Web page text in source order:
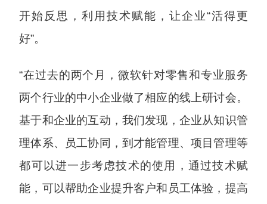
开始反思，利用技术赋能，让企业“活得更
好”。
“在过去的两个月，微软针对零售和专业服务
两个行业的中小企业做了相应的线上研讨会。
基于和企业的互动，我们发现，企业从知识管
理体系、员工协同，到才能管理、项目管理等
都可以进一步考虑技术的使用，通过技术赋
能，可以帮助企业提升客户和员工体验，提高